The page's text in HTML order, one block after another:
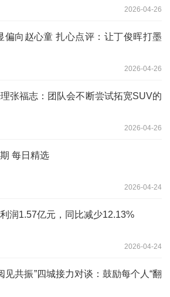
2026-04-26
偏向赵心童 扎心点评：让丁俊晖打墨
2026-04-26
张福志：团队会不断尝试拓宽SUV的
2026-04-26
每日精选
2026-04-24
润1.57亿元，同比减少12.13%
2026-04-24
见共振”四城接力对谈：鼓励每个人“翻